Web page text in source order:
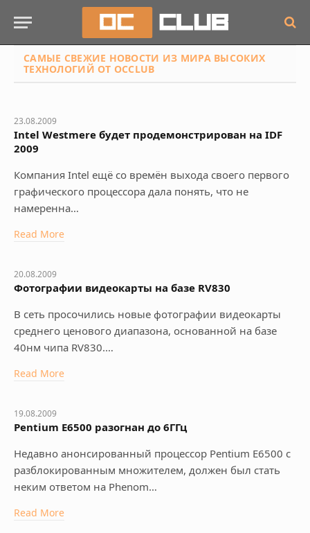
САМЫЕ СВЕЖИЕ НОВОСТИ ИЗ МИРА ВЫСОКИХ
ТЕХНОЛОГИЙ ОТ OCCLUB
23.08.2009
Intel Westmere будет продемонстрирован на IDF
2009
Компания Intel ещё со времён выхода своего первого
графического процессора дала понять, что не
намеренна…
Read More
20.08.2009
Фотографии видеокарты на базе RV830
В сеть просочились новые фотографии видеокарты
среднего ценового диапазона, основанной на базе
40нм чипа RV830.…
Read More
19.08.2009
Pentium E6500 разогнан до 6ГГц
Недавно анонсированный процессор Pentium E6500 с
разблокированным множителем, должен был стать
неким ответом на Phenom…
Read More